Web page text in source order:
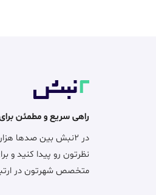
راهی سریع و مطمئن
در ۲نبش بین صدها
نظرتون رو پیدا کنید و
متخصص شهرتون در